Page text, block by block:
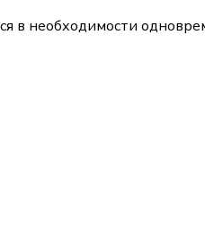
в необходимости